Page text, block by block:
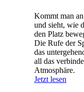
Kommt man
und sieht, wie
den Platz
Die Rufe der
das
all das
Atmosphäre.
Jetzt lesen